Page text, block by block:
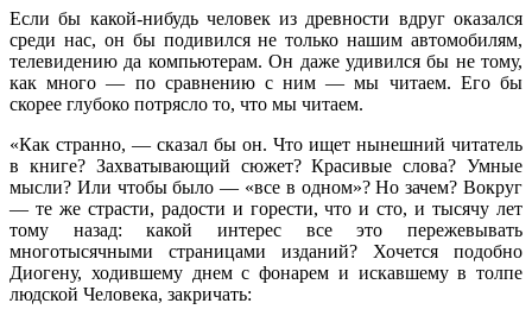
Если бы какой-нибудь человек из древности вдруг оказался
среди нас, он бы подивился не только нашим автомобилям,
телевидению да компьютерам. Он даже удивился бы не тому,
как много — по сравнению с ним — мы читаем. Его бы
скорее глубоко потрясло то, что мы читаем.
«Как странно, — сказал бы он. Что ищет нынешний читатель
в книге? Захватывающий сюжет? Красивые слова? Умные
мысли? Или чтобы было — «все в одном»? Но зачем? Вокруг
— те же страсти, радости и горести, что и сто, и тысячу лет
тому назад: какой интерес все это пережевывать
многотысячными страницами изданий? Хочется подобно
Диогену, ходившему днем с фонарем и искавшему в толпе
людской Человека, закричать: